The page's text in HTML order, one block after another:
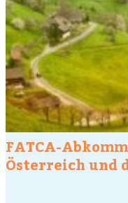
FATCA-
Österreich und